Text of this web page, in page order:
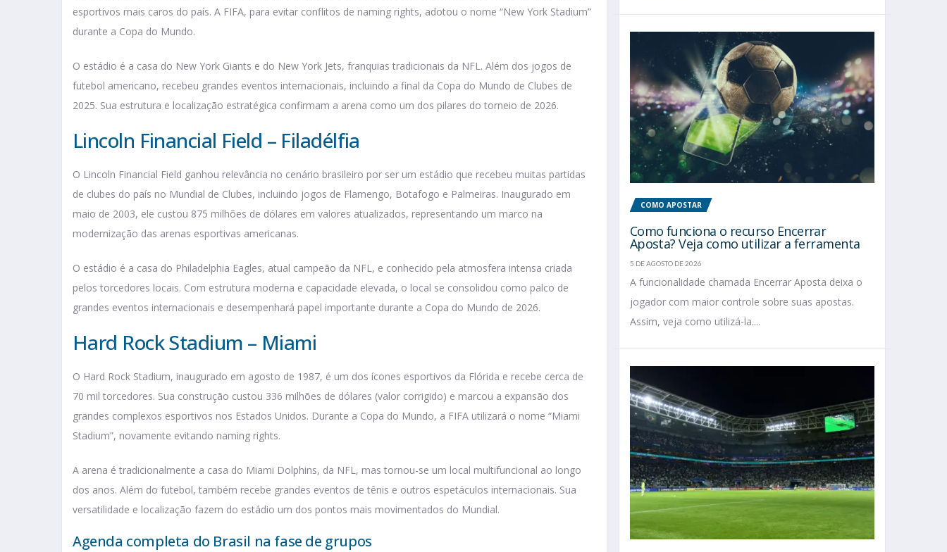
esportivos mais caros do país. A FIFA, para evitar conflitos de naming rights, adotou o nome “New York Stadium”
durante a Copa do Mundo.
O estádio é a casa do New York Giants e do New York Jets, franquias tradicionais da NFL. Além dos jogos de
futebol americano, recebeu grandes eventos internacionais, incluindo a final da Copa do Mundo de Clubes de
2025. Sua estrutura e localização estratégica confirmam a arena como um dos pilares do torneio de 2026.
Lincoln Financial Field – Filadélfia
O Lincoln Financial Field ganhou relevância no cenário brasileiro por ser um estádio que recebeu muitas partidas
de clubes do país no Mundial de Clubes, incluindo jogos de Flamengo, Botafogo e Palmeiras. Inaugurado em
maio de 2003, ele custou 875 milhões de dólares em valores atualizados, representando um marco na
modernização das arenas esportivas americanas.
O estádio é a casa do Philadelphia Eagles, atual campeão da NFL, e conhecido pela atmosfera intensa criada
pelos torcedores locais. Com estrutura moderna e capacidade elevada, o local se consolidou como palco de
grandes eventos internacionais e desempenhará papel importante durante a Copa do Mundo de 2026.
Hard Rock Stadium – Miami
O Hard Rock Stadium, inaugurado em agosto de 1987, é um dos ícones esportivos da Flórida e recebe cerca de
70 mil torcedores. Sua construção custou 336 milhões de dólares (valor corrigido) e marcou a expansão dos
grandes complexos esportivos nos Estados Unidos. Durante a Copa do Mundo, a FIFA utilizará o nome “Miami
Stadium”, novamente evitando naming rights.
A arena é tradicionalmente a casa do Miami Dolphins, da NFL, mas tornou-se um local multifuncional ao longo
dos anos. Além do futebol, também recebe grandes eventos de tênis e outros espetáculos internacionais. Sua
versatilidade e localização fazem do estádio um dos pontos mais movimentados do Mundial.
Agenda completa do Brasil na fase de grupos
COMO APOSTAR
Como funciona o recurso Encerrar
Aposta? Veja como utilizar a ferramenta
5 DE AGOSTO DE 2026
A funcionalidade chamada Encerrar Aposta deixa o
jogador com maior controle sobre suas apostas.
Assim, veja como utilizá-la....